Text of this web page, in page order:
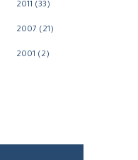
2011 (33)
2007 (21)
2001 (2)